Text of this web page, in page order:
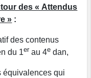
des « Attendus
» :
des contenus
du 1er au 4e dan,
équivalences qui